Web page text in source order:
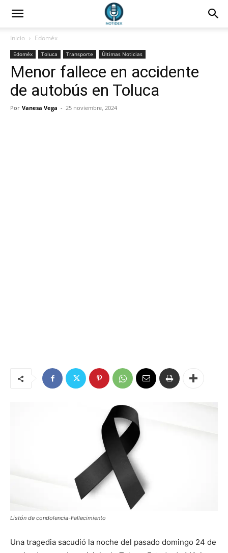
Inicio Edoméx
Edoméx Toluca Transporte Últimas Noticias
Menor fallece en accidente
de autobús en Toluca
Por Vanesa Vega - 25 noviembre, 2024
Listón de condolencia-Fallecimiento
Una tragedia sacudió la noche del pasado domingo 24 de